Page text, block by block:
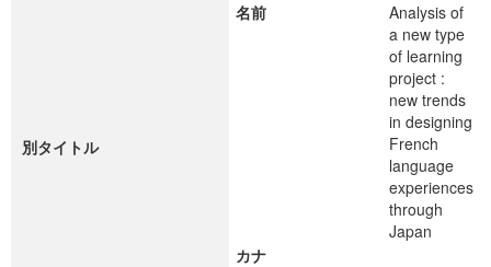
別タイトル
名前
Analysis of
a new type
of learning
project :
new trends
in designing
French
language
experiences
through
Japan
カナ